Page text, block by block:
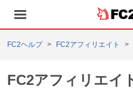
FC2ヘルプ FC2アフィリエイト
FC2アフィリエイ